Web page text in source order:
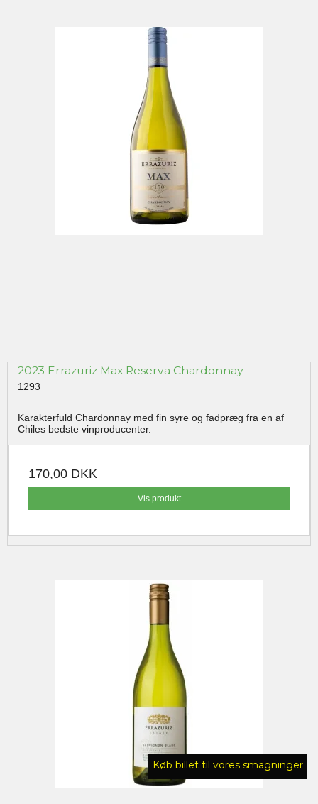
2023 Errazuriz Max Reserva Chardonnay
1293
Karakterfuld Chardonnay med fin syre og fadpræg fra en af
Chiles bedste vinproducenter.
170,00 DKK
Vis produkt
Køb billet til vores smagninger